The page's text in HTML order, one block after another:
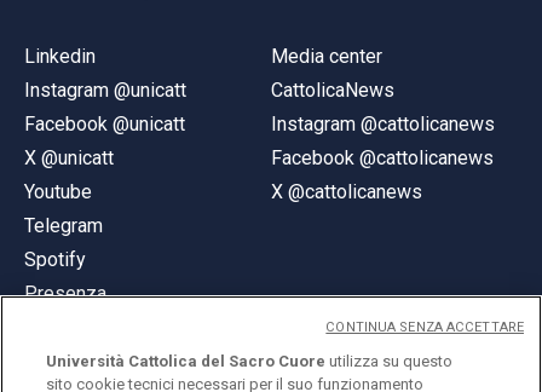
Linkedin
Instagram @unicatt
Facebook @unicatt
X @unicatt
Youtube
Telegram
Spotify
Presenza
Media center
CattolicaNews
Instagram @cattolicanews
Facebook @cattolicanews
X @cattolicanews
Università Cattolica del Sacro Cuore utilizza su questo
sito cookie tecnici necessari per il suo funzionamento
CONTINUA SENZA ACCETTARE